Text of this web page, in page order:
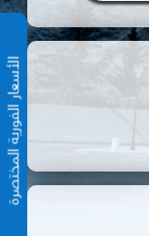
الأسعار